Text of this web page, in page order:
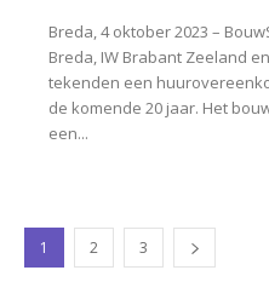
Breda, 4 oktober 2023 –
Breda, IW Brabant Zeeland
tekenden een
de komende 20 jaar. Het
een...
1 2 3